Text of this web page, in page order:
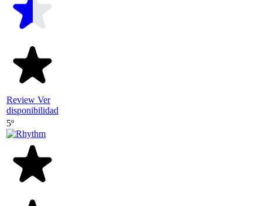
Review Ver
disponibilidad
5º